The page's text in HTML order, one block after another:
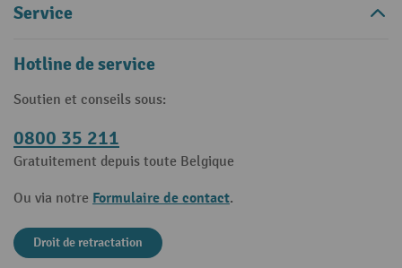
Service
Hotline de service
Soutien et conseils sous:
0800 35 211
Gratuitement depuis toute Belgique
Ou via notre Formulaire de contact.
Droit de retractation